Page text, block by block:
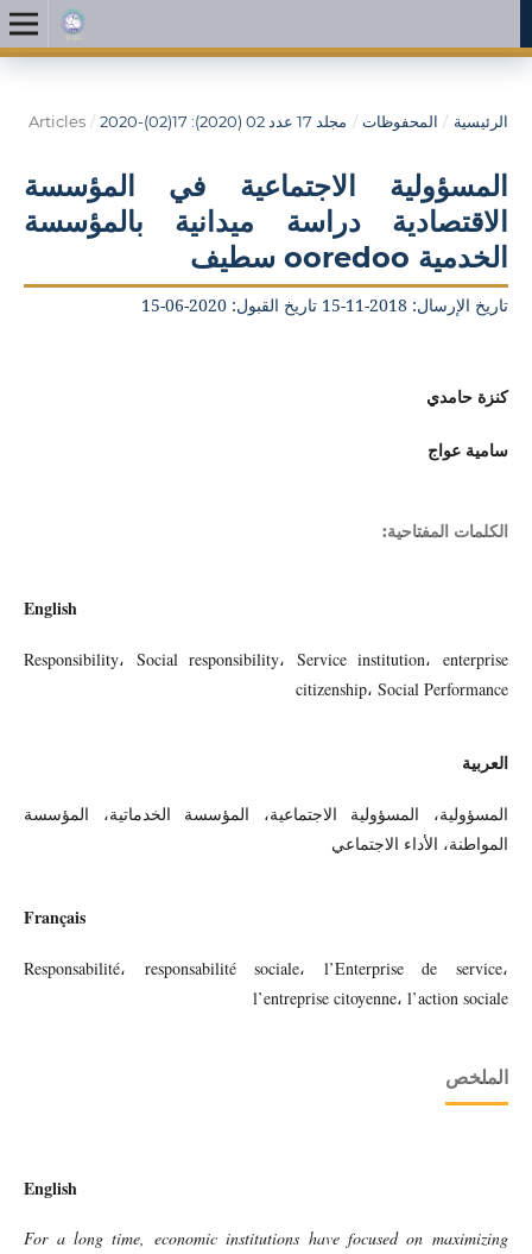
الرئيسية / المحفوظات / مجلد 17 عدد 02 (2020): 17(02)-2020 /
Articles
المسؤولية الاجتماعية في المؤسسة
الاقتصادية دراسة ميدانية بالمؤسسة
الخدمية ooredoo سطيف
تاريخ الإرسال: 2018-11-15 تاريخ القبول: 2020-06-15
كنزة حامدي
سامية عواج
الكلمات المفتاحية:
English
Responsibility، Social responsibility، Service institution، enterprise
citizenship، Social Performance
العربية
المسؤولية، المسؤولية الاجتماعية، المؤسسة الخدماتية، المؤسسة
المواطنة، الأداء الاجتماعي
Français
Responsabilité، responsabilité sociale، l’Enterprise de service،
l’entreprise citoyenne، l’action sociale
الملخص
English
For a long time, economic institutions have focused on maximizing